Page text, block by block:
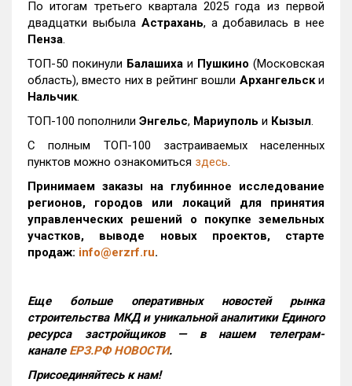
По итогам третьего квартала 2025 года из первой
двадцатки выбыла Астрахань, а добавилась в нее
Пенза.
ТОП-50 покинули Балашиха и Пушкино (Московская
область), вместо них в рейтинг вошли Архангельски
Нальчик.
ТОП-100 пополнили Энгельс, Мариуполь и Кызыл.
С полным ТОП-100 застраиваемых населенных
пунктов можно ознакомиться здесь.
Принимаем заказы на глубинное исследование
регионов, городов или локаций для принятия
управленческих решений о покупке земельных
участков, выводе новых проектов, старте
продаж: info@erzrf.ru.
Еще больше оперативных новостей рынка
строительства МКД и уникальной аналитики Единого
ресурса застройщиков — в нашем телеграм-
канале ЕРЗ.РФ НОВОСТИ.
Присоединяйтесь к нам!